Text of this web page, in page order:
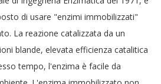
di usare "enzimi immobilizzati"
La reazione catalizzata da un
blande, elevata efficienza catalitica
tempo, l'enzima è facile da